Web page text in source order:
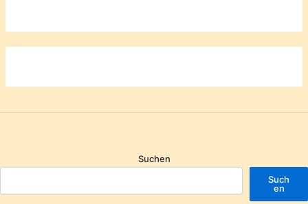
Suchen
Such
en